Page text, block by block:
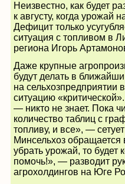
Неизвестно, как будет
к августу, когда урожай
Дефицит только
ситуация с топливом в
региона Игорь
Даже крупные
будут делать в
на сельхозпредприятии
ситуацию
— никто не знает. Пока
количество таблиц с
топливу, и все», —
Минсельхоз обращается
убрать урожай, то
помочь!», — разводит
агрохолдингов на Юге